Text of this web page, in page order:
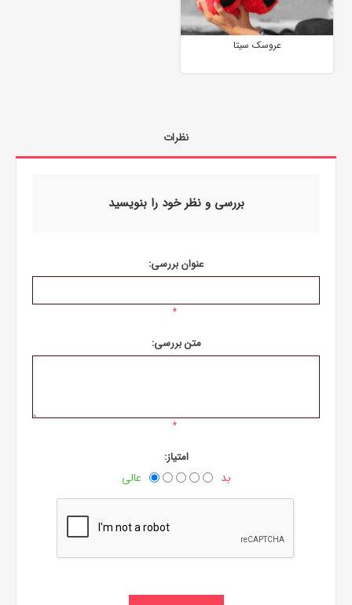
عروسک سیتا
نظرات
بررسی و نظر خود را بنویسید
عنوان بررسی:
*
متن بررسی:
*
امتیاز:
بد عالی